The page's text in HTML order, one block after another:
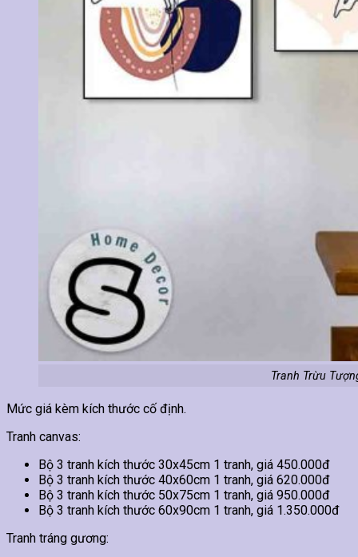
Tranh Trừu
Mức giá kèm kích thước cố định.
Tranh canvas:
Bộ 3 tranh kích thước 30x45cm 1 tranh, giá 450.000đ
Bộ 3 tranh kích thước 40x60cm 1 tranh, giá 620.000đ
Bộ 3 tranh kích thước 50x75cm 1 tranh, giá 950.000đ
Bộ 3 tranh kích thước 60x90cm 1 tranh, giá 1.350.000đ
Tranh tráng gương: